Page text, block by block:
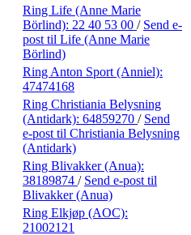
Ring Life (Anne Marie
Börlind): 22 40 53 00 / Send e-
post til Life (Anne Marie
Börlind)
Ring Anton Sport (Anniel):
47474168
Ring Christiania Belysning
(Antidark): 64859270 / Send
e-post til Christiania Belysning
(Antidark)
Ring Blivakker (Anua):
38189874 / Send e-post til
Blivakker (Anua)
Ring Elkjøp (AOC):
21002121